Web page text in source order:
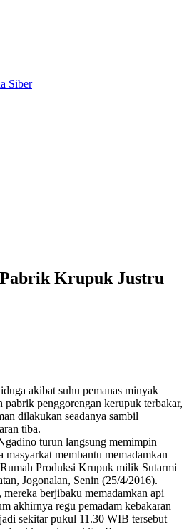
Siber
Krupuk Justru
akibat suhu pemanas minyak
pabrik penggorengan kerupuk terbakar,
dilakukan seadanya sambil
tiba.
turun langsung memimpin
masyarkat membantu memadamkan
Produksi Krupuk milik Sutarmi
Jogonalan, Senin (25/4/2016).
berjibaku memadamkan api
akhirnya regu pemadam kebakaran
sekitar pukul 11.30 WIB tersebut